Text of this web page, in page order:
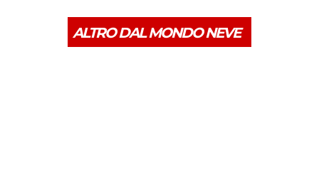
ALTRO DAL MONDO NEVE